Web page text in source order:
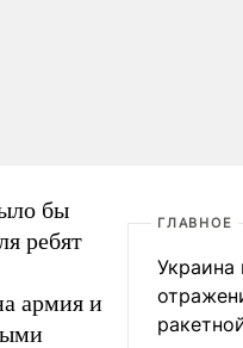
бы
ребят
армия и
ГЛАВНОЕ
Украина